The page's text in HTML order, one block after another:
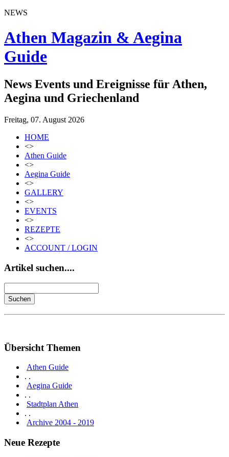
NEWS
Athen Magazin & Aegina
Guide
News Events und Ereignisse für Athen,
Aegina und Griechenland
Freitag, 07. August 2026
HOME
<>
Athen Guide
<>
Aegina Guide
<>
GALLERY
<>
EVENTS
<>
REZEPTE
<>
ACCOUNT / LOGIN
Artikel suchen....
Übersicht Themen
Athen Guide
. .
Aegina Guide
. .
Stadtplan Athen
. .
Archive 2004 - 2019
Neue Rezepte